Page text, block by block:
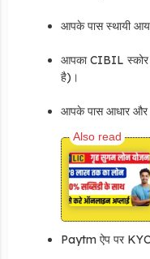
आपके पास स्थायी आय
आपका CIBIL स्कोर
है)।
आपके पास आधार और
Paytm ऐप पर KYC